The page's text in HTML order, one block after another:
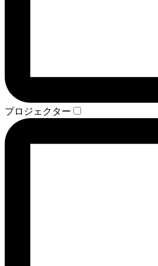
プロジェクター